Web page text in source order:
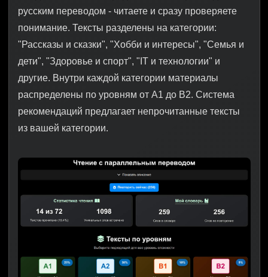
русским переводом - читаете и сразу проверяете
понимание. Тексты разделены на категории:
"Рассказы и сказки", "Хобби и интересы", "Семья и
дети", "Здоровье и спорт", "IT и технологии" и
другие. Внутри каждой категории материалы
распределены по уровням от A1 до B2. Система
рекомендаций предлагает непрочитанные тексты
из вашей категории.